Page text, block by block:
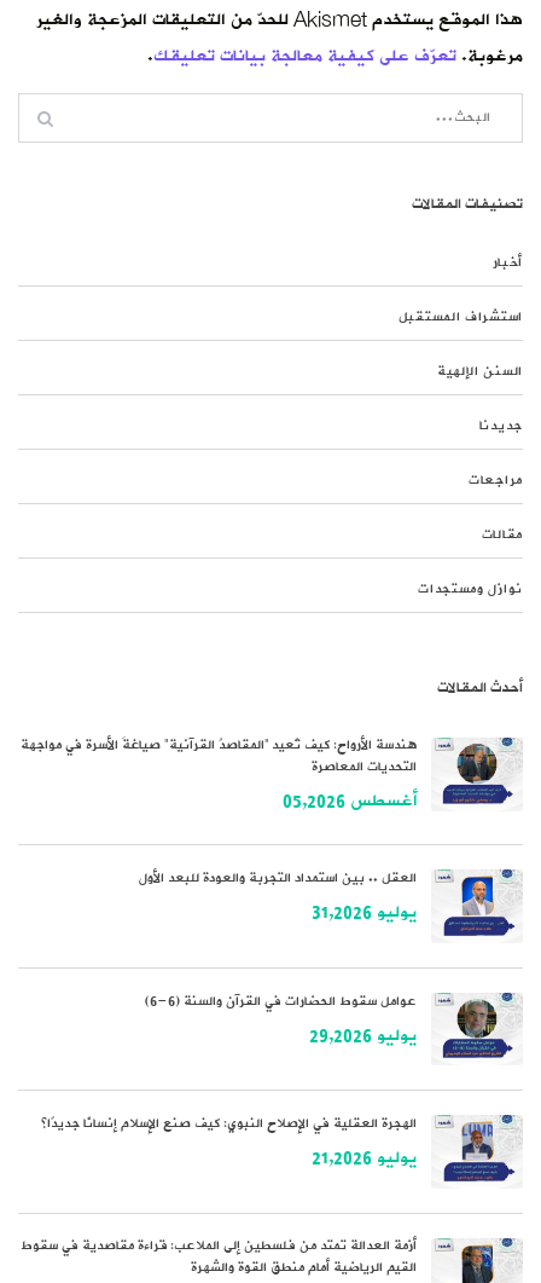
هذا الموقع يستخدم Akismet للحدّ من التعليقات المزعجة والغير
مرغوبة.تعرّف على كيفية معالجة بيانات تعليقك.
تصنيفات المقالات
أخبار
استشراف المستقبل
السنن الإلهية
جديدنا
مراجعات
مقالات
نوازل ومستجدات
أحدث المقالات
هندسة الأرواح: كيف تُعيد “المقاصدُ القرآنية” صياغةَ الأسرة في مواجهة
التحديات المعاصرة
أغسطس 05,2026
العقل .. بين استمداد التجربة والعودة للبعد الأول
يوليو 31,2026
عوامل سقوط الحضارات في القرآن والسنة (6-6)
يوليو 29,2026
الهجرة العقلية في الإصلاح النبوي: كيف صنع الإسلام إنسانًا جديدًا؟
يوليو 21,2026
أزمة العدالة تمتد من فلسطين إلى الملاعب: قراءة مقاصدية في سقوط
القيم الرياضية أمام منطق القوة والشهرة